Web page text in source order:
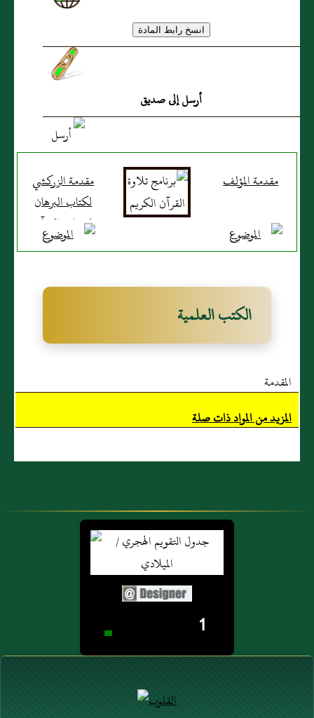
أرسل إلى صديق
مقدمة المؤلف
مقدمة الزركشي
لكتاب البرهان
في علوم القرآن
الكتب العلمية
المقدمة
المزيد من المواد ذات صلة
1